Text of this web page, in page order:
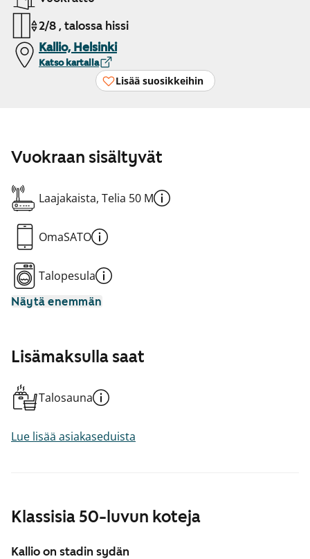
2/8 , talossa hissi
Kallio, Helsinki
Katso kartalla
Lisää suosikkeihin
Klassisia 50-luvun koteja
Kallio on stadin sydän
Vuokraan sisältyvät
Laajakaista, Telia 50 M
OmaSATO
Talopesula
Näytä enemmän
Lisämaksulla saat
Talosauna
Lue lisää asiakaseduista